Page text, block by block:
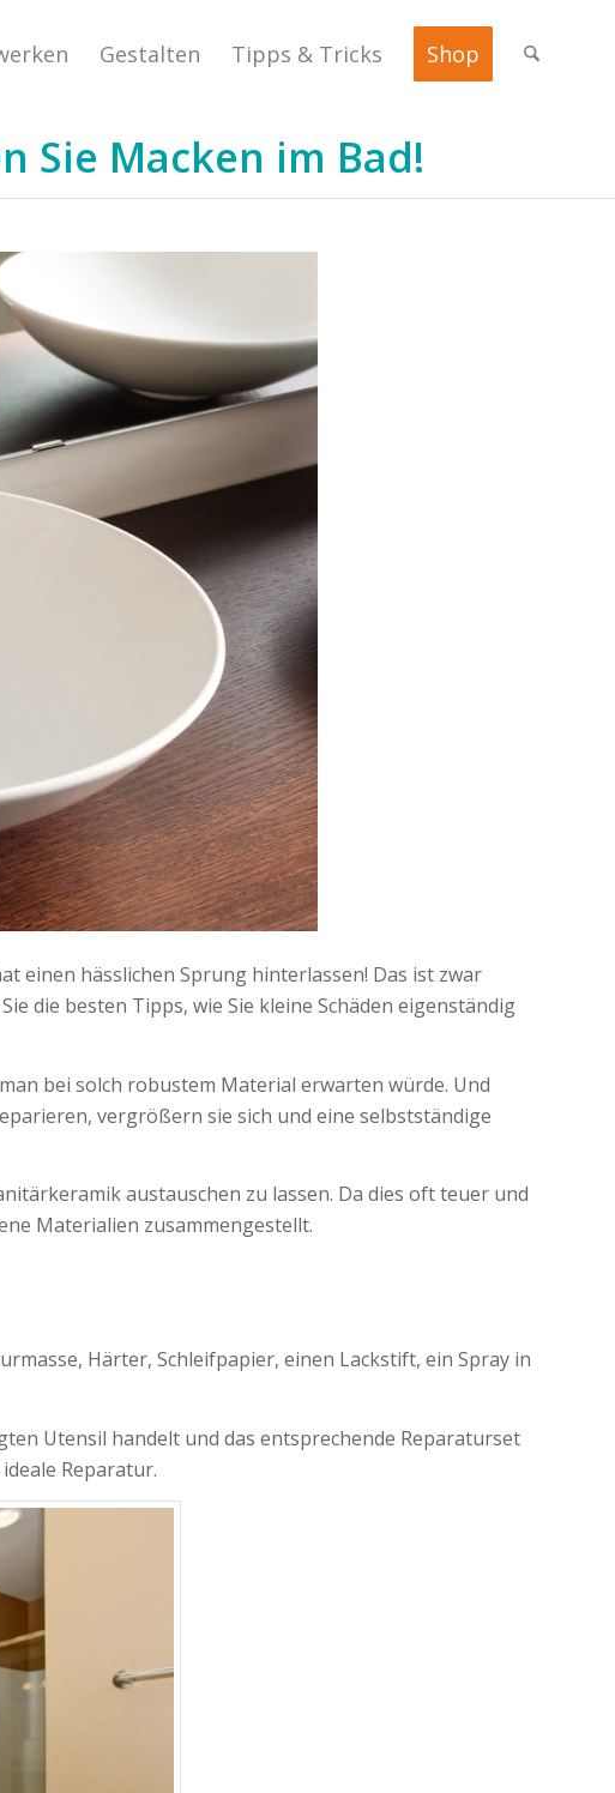
Gestalten Tipps & Tricks Shop
Sie Macken im Bad!
einen hässlichen Sprung hinterlassen! Das ist zwar
die besten Tipps, wie Sie kleine Schäden eigenständig
bei solch robustem Material erwarten würde. Und
vergrößern sie sich und eine selbstständige
austauschen zu lassen. Da dies oft teuer und
Materialien zusammengestellt.
Härter, Schleifpapier, einen Lackstift, ein Spray in
Utensil handelt und das entsprechende Reparaturset
Reparatur.